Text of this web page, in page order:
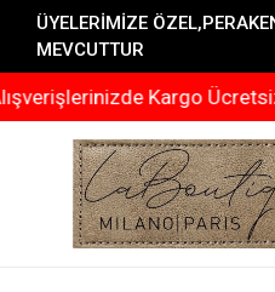
ÜYELERİMİZE
MEVCUTTUR
Kargo Ücretsizdir